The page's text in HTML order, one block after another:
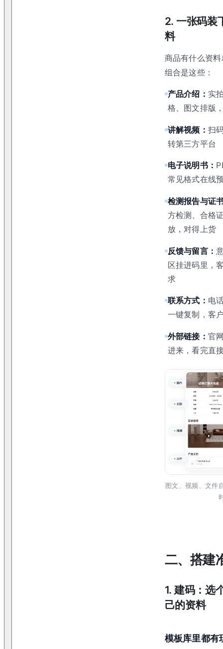
2. 一张码装
料
商品有什么资
组合是这些：
产品介绍： 实
格、图文排版
讲解视频：扫
转第三方平台
电子说明书：
常见格式在线
检测报告与证
方检测、合格
放，对得上货
反馈与留言：
区挂进码里，
求
联系方式： 电
一键复制，客
外部链接：官
进来，看完直
图文、视频、文件
二、搭建
1. 建码：选
己的资料
模板库里都有